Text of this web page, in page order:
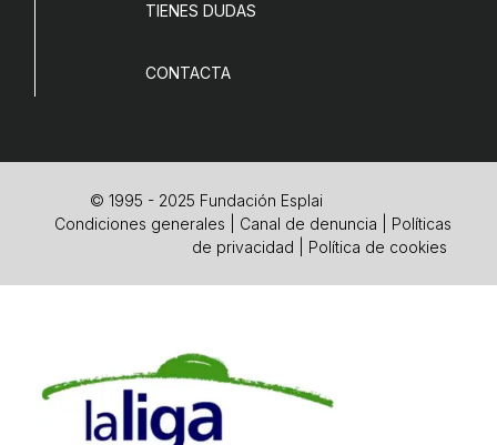
TIENES DUDAS
CONTACTA
© 1995 - 2025 Fundación Esplai
Condiciones generales
Canal de denuncia
Políticas
de privacidad
Política de cookies